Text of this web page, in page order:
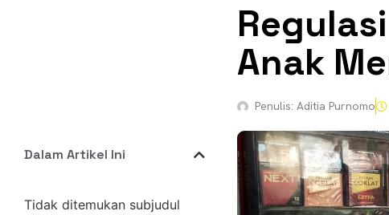
Anak
Penulis: Aditia Purnomo
Dalam Artikel Ini
Tidak ditemukan subjudul